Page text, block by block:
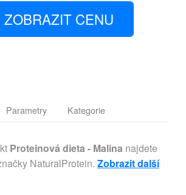
ZOBRAZIT CENU
Parametry Kategorie
Proteinová dieta - Malina najdete
NaturalProtein. Zobrazit další